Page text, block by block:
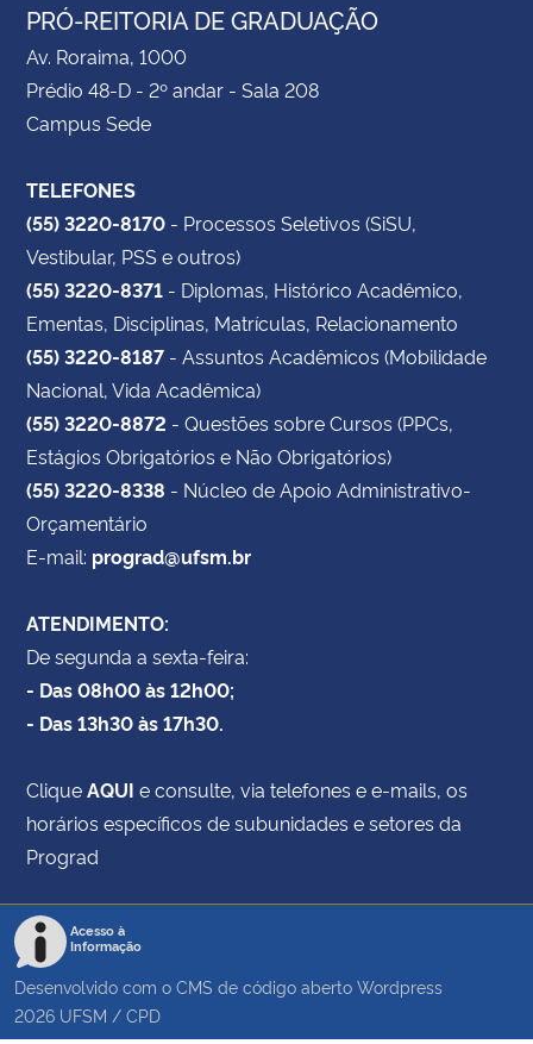
PRÓ-REITORIA DE GRADUAÇÃO
Av. Roraima, 1000
Prédio 48-D - 2º andar - Sala 208
Campus Sede
TELEFONES
(55) 3220-8170 - Processos Seletivos (SiSU,
Vestibular, PSS e outros)
(55) 3220-8371 - Diplomas, Histórico Acadêmico,
Ementas, Disciplinas, Matrículas, Relacionamento
(55) 3220-8187 - Assuntos Acadêmicos (Mobilidade
Nacional, Vida Acadêmica)
(55) 3220-8872 - Questões sobre Cursos (PPCs,
Estágios Obrigatórios e Não Obrigatórios)
(55) 3220-8338 - Núcleo de Apoio Administrativo-
Orçamentário
E-mail: prograd@ufsm.br
ATENDIMENTO:
De segunda a sexta-feira:
- Das 08h00 às 12h00;
- Das 13h30 às 17h30.
CliqueAQUI e consulte, via telefones e e-mails, os
horários específicos de subunidades e setores da
Prograd
Acesso à
Informação
Desenvolvido com o CMS de código aberto Wordpress
2026 UFSM / CPD